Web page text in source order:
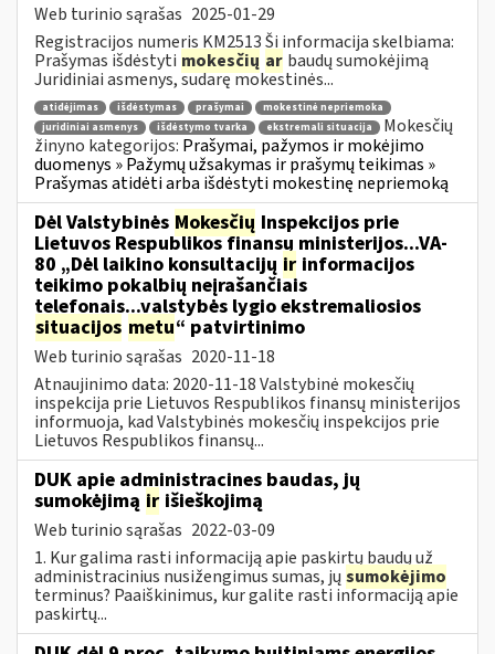
Web turinio sąrašas 2025-01-29
Registracijos numeris KM2513 Ši informacija skelbiama:
Prašymas išdėstyti mokesčių ar baudų sumokėjimą
Juridiniai asmenys, sudarę mokestinės...
atidėjimas išdėstymas prašymai
mokestinė nepriemoka
juridiniai asmenys
išdėstymo tvarka ekstremali situacija
Mokesčių
žinyno kategorijos: Prašymai, pažymos ir mokėjimo
duomenys » Pažymų užsakymas ir prašymų teikimas »
Prašymas atidėti arba išdėstyti mokestinę nepriemoką
Dėl Valstybinės Mokesčių Inspekcijos prie
Lietuvos Respublikos finansų ministerijos...VA-
80 „Dėl laikino konsultacijų ir informacijos
teikimo pokalbių neįrašančiais
telefonais...valstybės lygio ekstremaliosios
situacijos metu“ patvirtinimo
Web turinio sąrašas 2020-11-18
Atnaujinimo data: 2020-11-18 Valstybinė mokesčių
inspekcija prie Lietuvos Respublikos finansų ministerijos
informuoja, kad Valstybinės mokesčių inspekcijos prie
Lietuvos Respublikos finansų...
DUK apie administracines baudas, jų
sumokėjimą ir išieškojimą
Web turinio sąrašas 2022-03-09
1. Kur galima rasti informaciją apie paskirtų baudų už
administracinius nusižengimus sumas, jų sumokėjimo
terminus? Paaiškinimus, kur galite rasti informaciją apie
paskirtų...